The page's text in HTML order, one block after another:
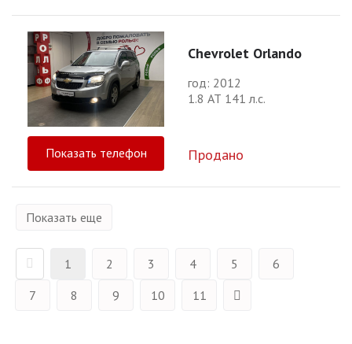
Chevrolet Orlando
год: 2012
1.8 АТ 141 л.с.
Показать телефон Продано
Показать еще
1 2 3 4 5
6
7
8 9 10 11